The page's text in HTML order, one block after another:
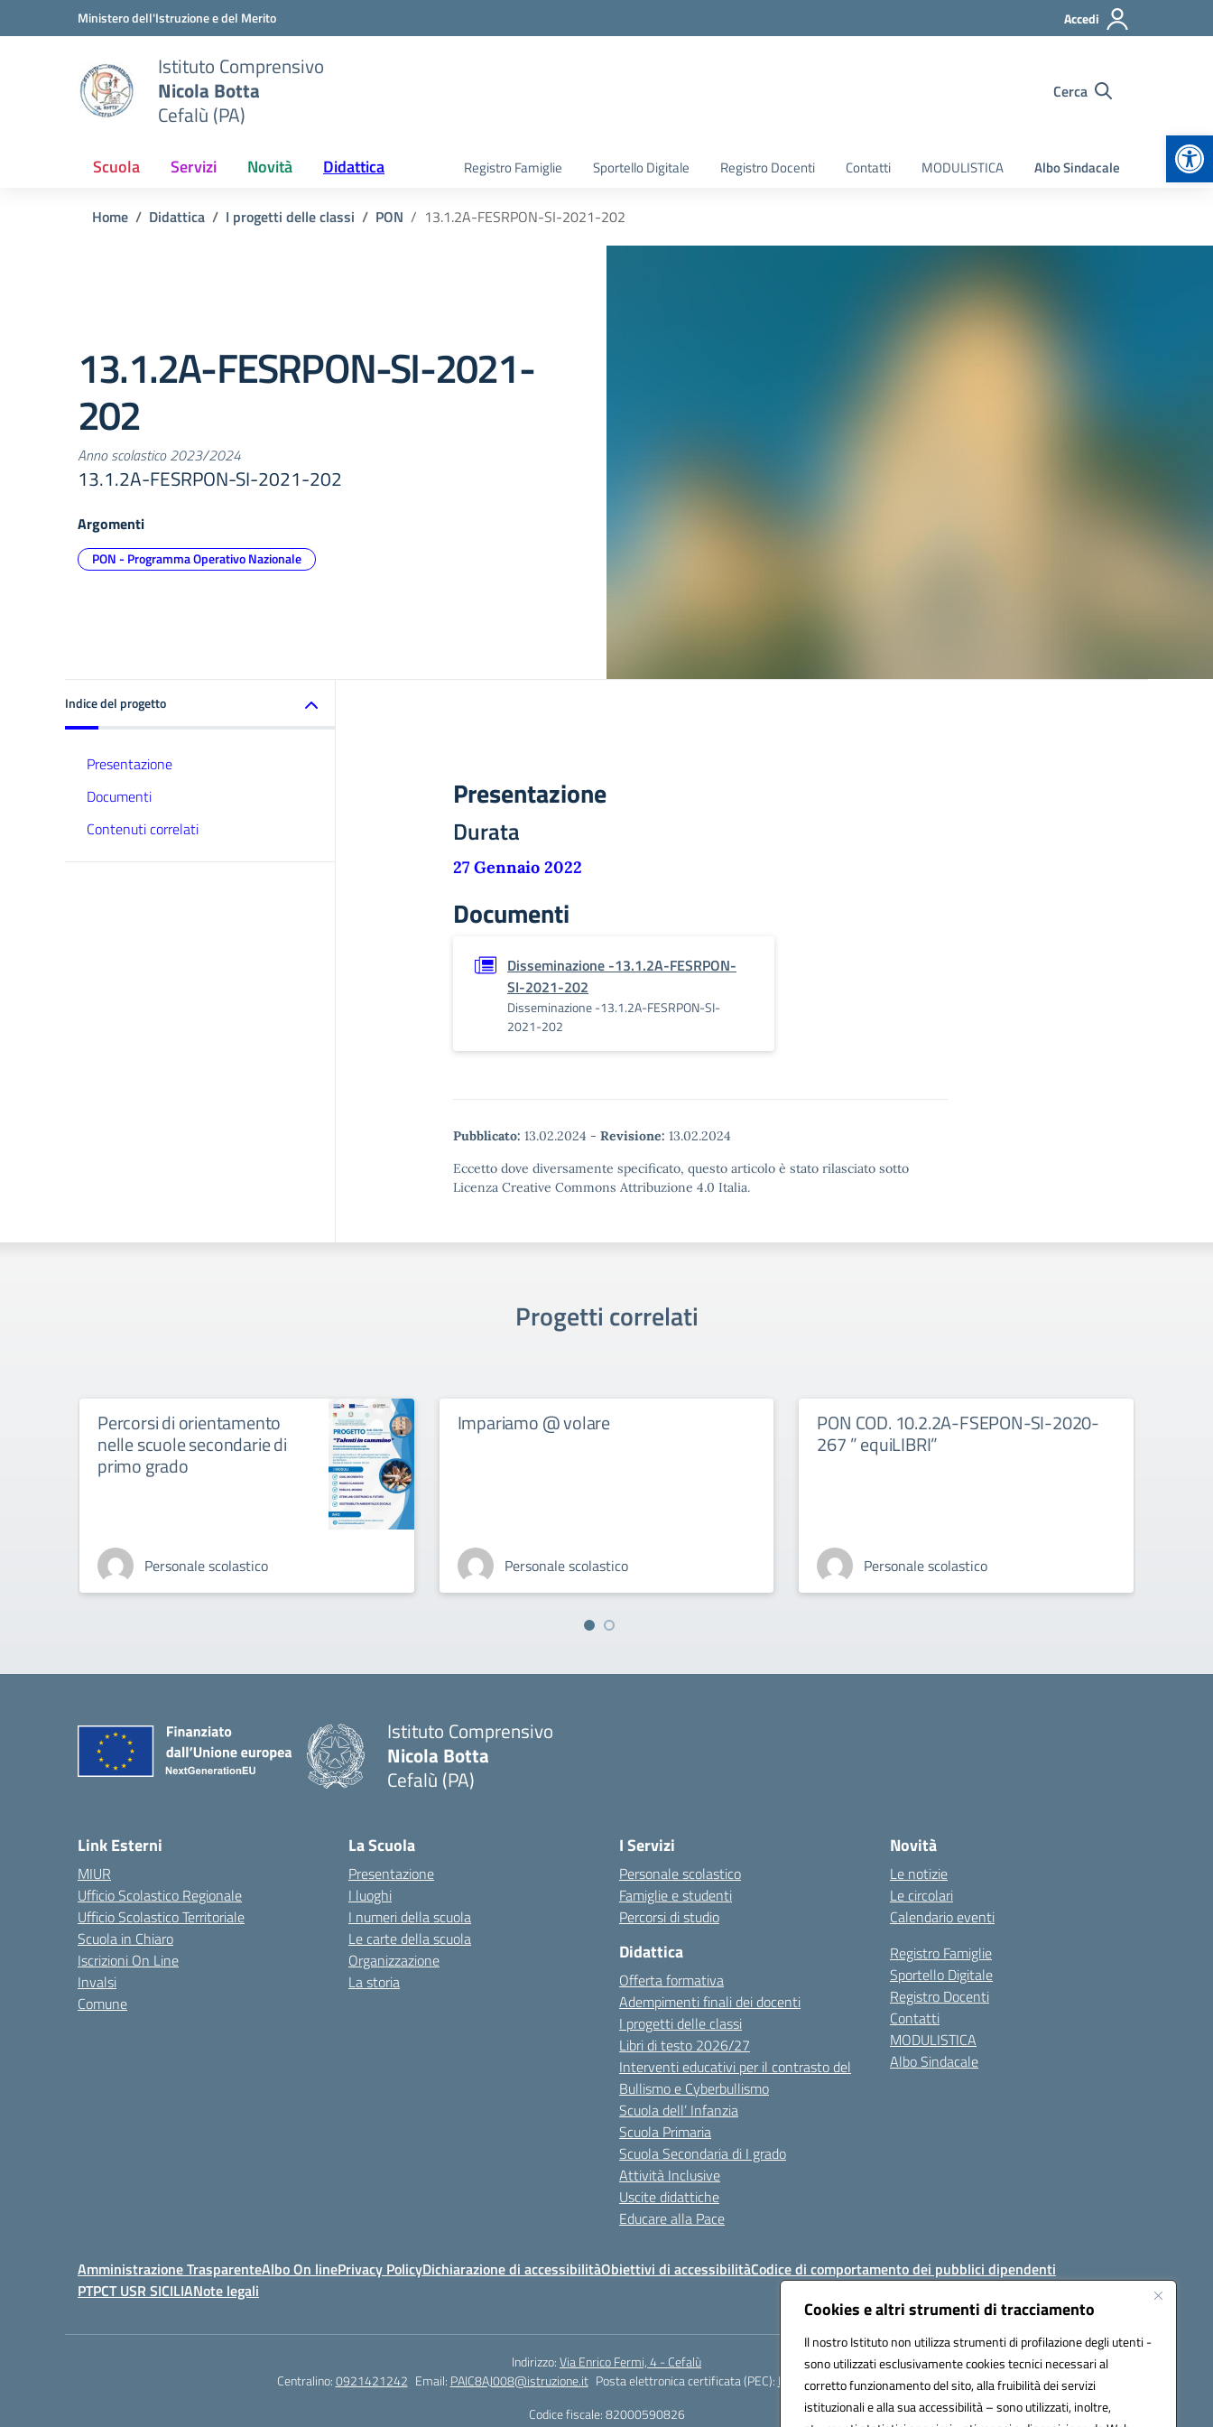
Cookies e altri strumenti di tracciamento
Il nostro Istituto non utilizza strumenti di profilazione degli utenti -
sono utilizzati esclusivamente cookies tecnici necessari al
corretto funzionamento del sito, alla fruibilità dei servizi
istituzionali e alla sua accessibilità – sono utilizzati, inoltre,
Vai ai contenuti
Vai al menu di navigazioneMinistero dell'Istruzione e del Merito Accedi
Istituto Comprensivo
Nicola Botta
Cefalù (PA)
Cerca
Scuola Servizi Novità Didattica Registro Famiglie Sportello Digitale Registro Docenti Contatti MODULISTICA Albo Sindacale
Home Didattica I progetti delle classi PON 13.1.2A-FESRPON-SI-2021-202
13.1.2A-FESRPON-SI-2021-
202
Anno scolastico 2023/2024
13.1.2A-FESRPON-SI-2021-202
Argomenti
PON - Programma Operativo Nazionale
Indice del progetto
Presentazione
Documenti
Contenuti correlati
Presentazione
Durata
27 Gennaio 2022
Documenti
Disseminazione -13.1.2A-FESRPON-
SI-2021-202
Disseminazione -13.1.2A-FESRPON-SI-
2021-202
Pubblicato: 13.02.2024 - Revisione: 13.02.2024
Eccetto dove diversamente specificato, questo articolo è stato rilasciato sotto
Licenza Creative Commons Attribuzione 4.0 Italia.
Progetti correlati
Percorsi di orientamento
nelle scuole secondarie di
primo grado
Personale scolastico
Impariamo @ volare
Personale scolastico
PON COD. 10.2.2A-FSEPON-SI-2020-
267 ” equiLIBRI”
Personale scolastico
Istituto Comprensivo
Nicola Botta
Cefalù (PA)
Link Esterni
MIUR
Ufficio Scolastico Regionale
Ufficio Scolastico Territoriale
Scuola in Chiaro
Iscrizioni On Line
Invalsi
Comune
La Scuola
Presentazione
I luoghi
I numeri della scuola
Le carte della scuola
Organizzazione
La storia
I Servizi
Personale scolastico
Famiglie e studenti
Percorsi di studio
Didattica
Offerta formativa
Adempimenti finali dei docenti
I progetti delle classi
Libri di testo 2026/27
Interventi educativi per il contrasto del
Bullismo e Cyberbullismo
Scuola dell’ Infanzia
Scuola Primaria
Scuola Secondaria di I grado
Attività Inclusive
Uscite didattiche
Educare alla Pace
Novità
Le notizie
Le circolari
Calendario eventi
Registro Famiglie
Sportello Digitale
Registro Docenti
Contatti
MODULISTICA
Albo Sindacale
Amministrazione TrasparenteAlbo On linePrivacy PolicyDichiarazione di accessibilitàObiettivi di accessibilitàCodice di comportamento dei pubblici dipendenti
PTPCT USR SICILIANote legali
Indirizzo:Via Enrico Fermi, 4 - Cefalù
Centralino:0921421242 Email: PAIC8AJ008@istruzione.it Posta elettronica certificata (PEC): PAIC8AJ008@pec.istruzione.it
Codice fiscale: 82000590826